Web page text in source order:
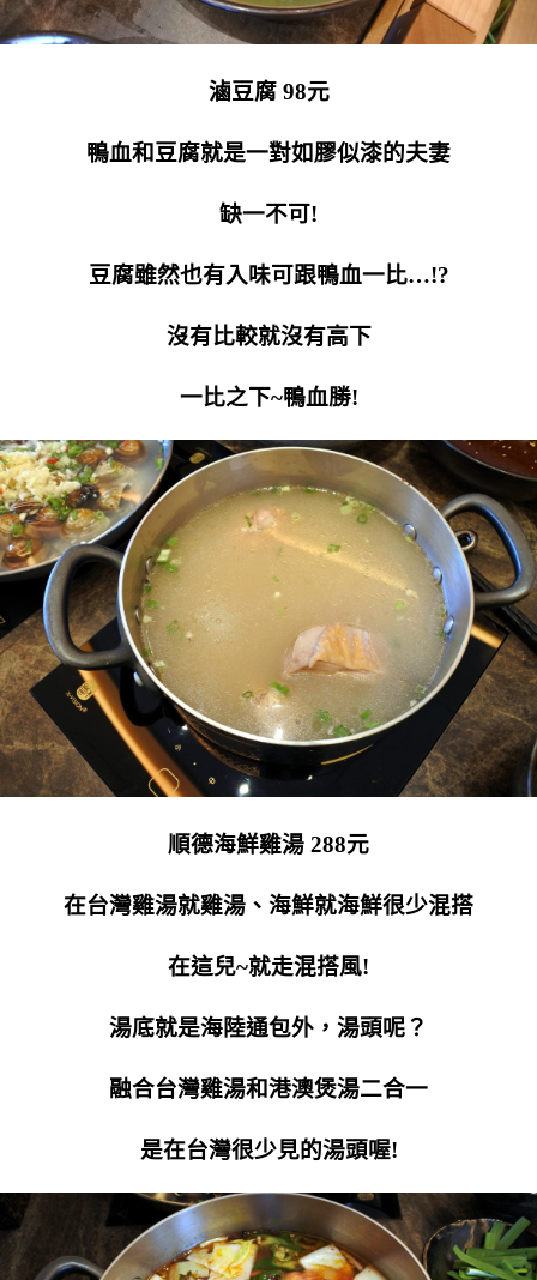
滷豆腐 98元
鴨血和豆腐就是一對如膠似漆的夫妻
缺一不可!
豆腐雖然也有入味可跟鴨血一比…!?
沒有比較就沒有高下
一比之下~鴨血勝!
順德海鮮雞湯 288元
在台灣雞湯就雞湯、海鮮就海鮮很少混搭
在這兒~就走混搭風!
湯底就是海陸通包外，湯頭呢？
融合台灣雞湯和港澳煲湯二合一
是在台灣很少見的湯頭喔!